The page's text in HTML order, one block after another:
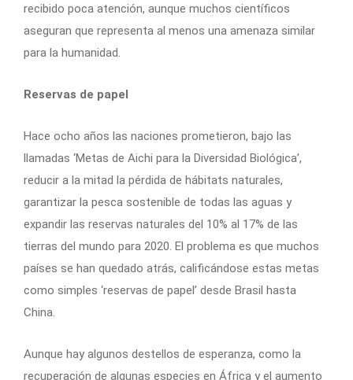
recibido poca atención, aunque muchos científicos
aseguran que representa al menos una amenaza similar
para la humanidad.
Reservas de papel
Hace ocho años las naciones prometieron, bajo las
llamadas ‘Metas de Aichi para la Diversidad Biológica’,
reducir a la mitad la pérdida de hábitats naturales,
garantizar la pesca sostenible de todas las aguas y
expandir las reservas naturales del 10% al 17% de las
tierras del mundo para 2020. El problema es que muchos
países se han quedado atrás, calificándose estas metas
como simples ‘reservas de papel’ desde Brasil hasta
China.
Aunque hay algunos destellos de esperanza, como la
recuperación de algunas especies en África y el aumento